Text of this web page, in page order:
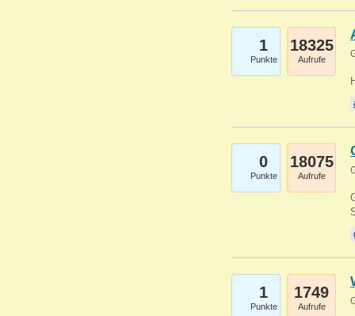
1
Punkte
18325
Aufrufe
0
Punkte
18075
Aufrufe
1
Punkte
1749
Aufrufe